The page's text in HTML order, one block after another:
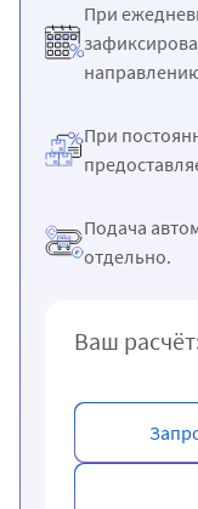
При
При
Подача
отдельно.
Ваш